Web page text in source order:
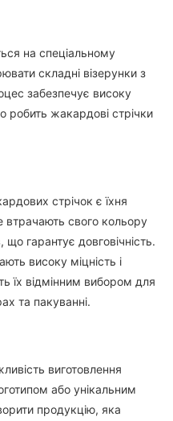
на спеціальному
складні візерунки з
забезпечує високу
робить жакардові стрічки
стрічок є їхня
втрачають свого кольору
гарантує довговічність.
високу міцність і
їх відмінним вибором для
та пакуванні.
виготовлення
або унікальним
продукцію, яка